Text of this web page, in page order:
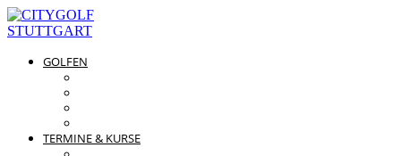
GOLFEN
TERMINE & KURSE